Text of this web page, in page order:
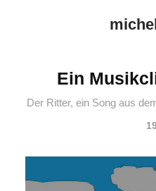
Ein
Der Ritter, ein Song aus